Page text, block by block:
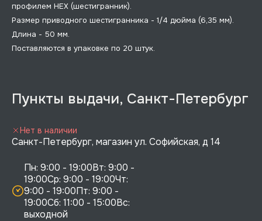
профилем HEX (шестигранник).
Размер приводного шестигранника - 1/4 дюйма (6,35 мм).
Длина - 50 мм.
Поставляются в упаковке по 20 штук.
Пункты выдачи, Санкт-Петербург
Санкт-Петербург, магазин ул. Софийская, д 14
Пн: 9:00 - 19:00Вт: 9:00 -
19:00Ср: 9:00 - 19:00Чт:
9:00 - 19:00Пт: 9:00 -
19:00Сб: 11:00 - 15:00Вс:
выходной
Нет в наличии